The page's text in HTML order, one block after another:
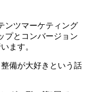
ンツマーケティング
プとコンバージョン
ます。
備が大好きという話